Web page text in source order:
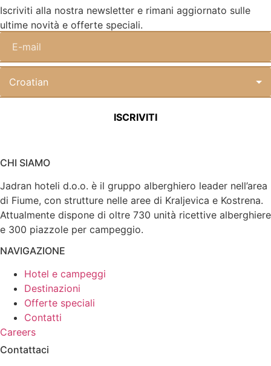
Iscriviti alla nostra newsletter e rimani aggiornato sulle
ultime novità e offerte speciali.
CHI SIAMO
Jadran hoteli d.o.o. è il gruppo alberghiero leader nell’area
di Fiume, con strutture nelle aree di Kraljevica e Kostrena.
Attualmente dispone di oltre 730 unità ricettive alberghiere
e 300 piazzole per campeggio.
NAVIGAZIONE
Hotel e campeggi
Destinazioni
Offerte speciali
Contatti
Careers
Contattaci